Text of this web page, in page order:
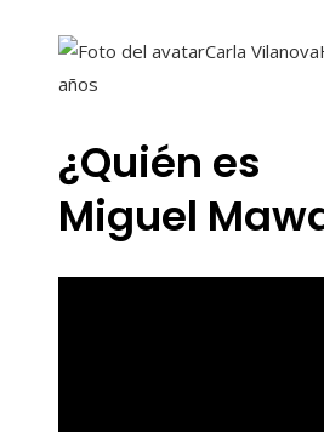
Carla Vilanova
años
¿Quién es
Miguel